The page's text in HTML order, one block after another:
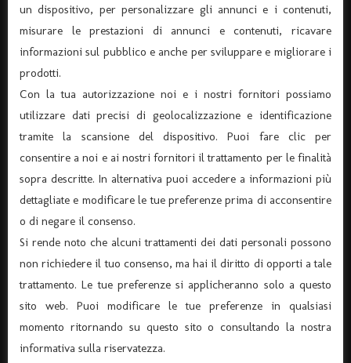
ASSOCIAZIONE “TEATRO DANTE” APS
(Associazione di Promozione Sociale, Iscrizione n°
105174)
Via Verona 8 – 37045 Legnago – (tel. 0442-25544)
C.F. 91015660235 - P.I. 03726920238
Codice univoco per fatturazione elettronica KRRH6B9
info@ilteatrodante.it
Home Teatro Dante
un dispositivo, per personalizzare gli annunci e i contenuti,
misurare le prestazioni di annunci e contenuti, ricavare
informazioni sul pubblico e anche per sviluppare e migliorare i
prodotti.
Con la tua autorizzazione noi e i nostri fornitori possiamo
utilizzare dati precisi di geolocalizzazione e identificazione
tramite la scansione del dispositivo. Puoi fare clic per
consentire a noi e ai nostri fornitori il trattamento per le finalità
sopra descritte. In alternativa puoi accedere a informazioni più
dettagliate e modificare le tue preferenze prima di acconsentire
o di negare il consenso.
Si rende noto che alcuni trattamenti dei dati personali possono
non richiedere il tuo consenso, ma hai il diritto di opporti a tale
trattamento. Le tue preferenze si applicheranno solo a questo
sito web. Puoi modificare le tue preferenze in qualsiasi
momento ritornando su questo sito o consultando la nostra
informativa sulla riservatezza.